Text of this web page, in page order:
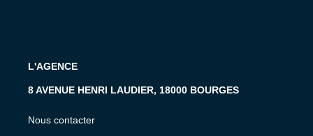
L'AGENCE
8 AVENUE HENRI LAUDIER, 18000 BOURGES
Nous contacter